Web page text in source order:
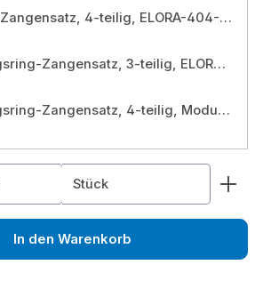
Montage-Zangensatz, 4-teilig, ELORA-404-S41
Sicherungsring-Zangensatz, 3-teilig, ELORA-MS-26
Sicherungsring-Zangensatz, 4-teilig, Modul ELORA-MS-25
Gib den gewünschten Wert
Stück
In den Warenkorb